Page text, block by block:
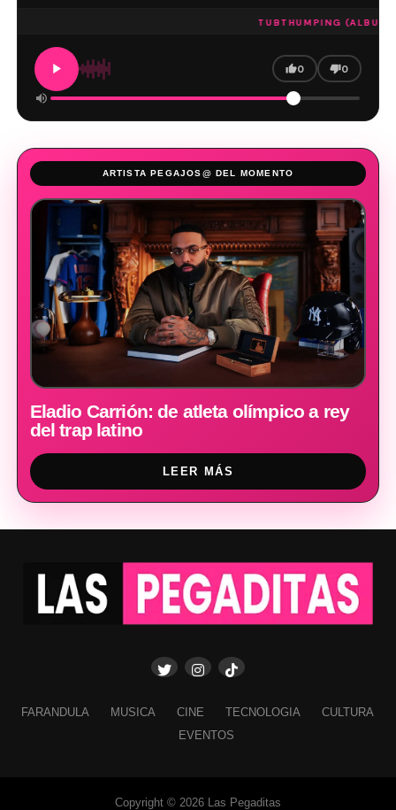
TUBTHUMPING (ALBUM
0 0
ARTISTA PEGAJOS@ DEL MOMENTO
Eladio Carrión: de atleta olímpico a rey
del trap latino
LEER MÁS
FARANDULA MUSICA CINE TECNOLOGIA
CULTURA
EVENTOS
Copyright © 2026 Las Pegaditas